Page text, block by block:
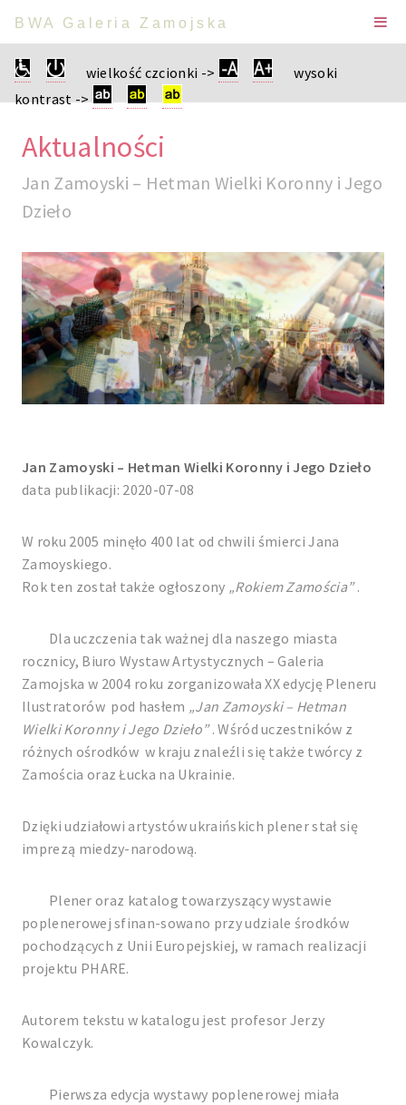
BWA Galeria Zamojska
wielkość czcionki ->
wysoki
kontrast ->
Aktualności
Jan Zamoyski – Hetman Wielki Koronny i Jego
Dzieło
Jan Zamoyski – Hetman Wielki Koronny i Jego Dzieło
data publikacji: 2020-07-08
W roku 2005 minęło 400 lat od chwili śmierci Jana
Zamoyskiego.
Rok ten został także ogłoszony „Rokiem Zamościa”.
Dla uczczenia tak ważnej dla naszego miasta
rocznicy, Biuro Wystaw Artystycznych – Galeria
Zamojska w 2004 roku zorganizowała XX edycję Pleneru
Ilustratorów pod hasłem „Jan Zamoyski – Hetman
Wielki Koronny i Jego Dzieło”. Wśród uczestników z
różnych ośrodków w kraju znaleźli się także twórcy z
Zamościa oraz Łucka na Ukrainie.
Dzięki udziałowi artystów ukraińskich plener stał się
imprezą miedzy-narodową.
Plener oraz katalog towarzyszący wystawie
poplenerowej sfinan-sowano przy udziale środków
pochodzących z Unii Europejskiej, w ramach realizacji
projektu PHARE.
Autorem tekstu w katalogu jest profesor Jerzy
Kowalczyk.
Pierwsza edycja wystawy poplenerowej miała